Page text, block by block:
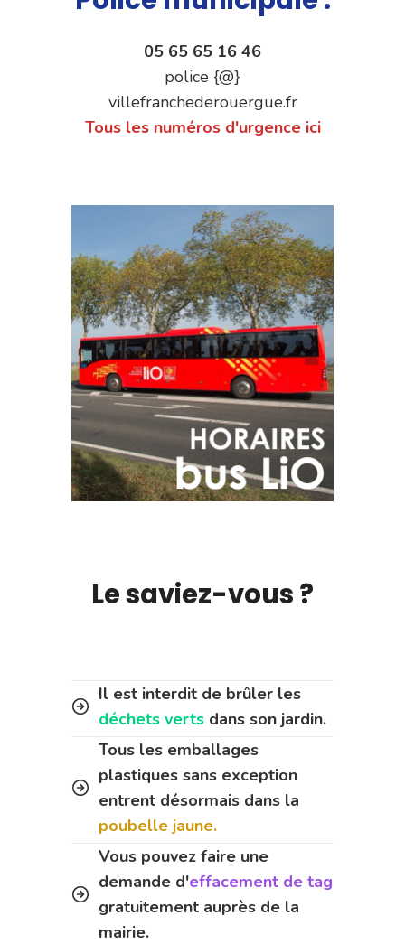
05 65 65 16 46
police {@}
villefranchederouergue.fr
Tous les numéros d'urgence ici
Le saviez-vous ?
Il est interdit de brûler les
déchets verts dans son jardin.
Tous les emballages
plastiques sans exception
entrent désormais dans la
poubelle jaune.
Vous pouvez faire une
demande d'effacement de tag
gratuitement auprès de la
mairie.